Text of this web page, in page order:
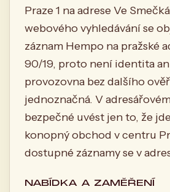
Praze 1 na adrese Ve
webového vyhledávání se
záznam Hempo na pražské
90/19, proto není identita
provozovna bez dalšího
jednoznačná. V
bezpečné uvést jen to, že
konopný obchod v centru
dostupné záznamy se v
NABÍDKA A ZAMĚŘENÍ